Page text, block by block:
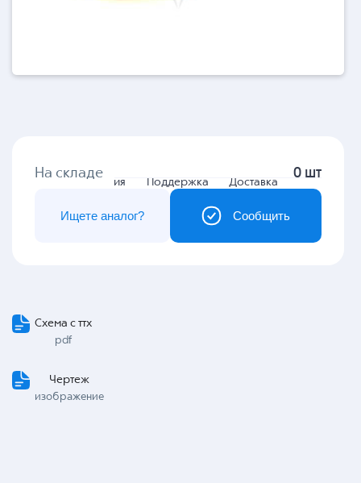
Гарантия Поддержка Доставка
На складе 0 шт
Сообщить
Ищете аналог?
Схема с ттх
pdf
Чертеж
изображение